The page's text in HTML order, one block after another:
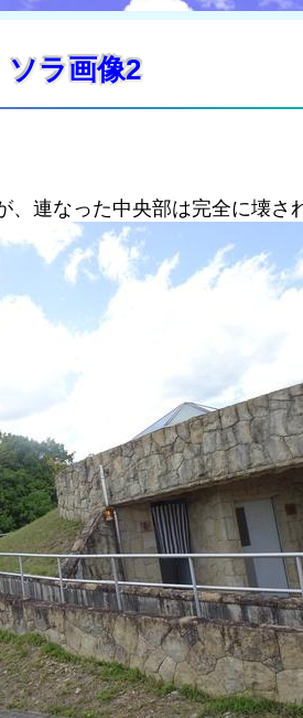
ソラ画像2
連なった中央部は完全に壊さ